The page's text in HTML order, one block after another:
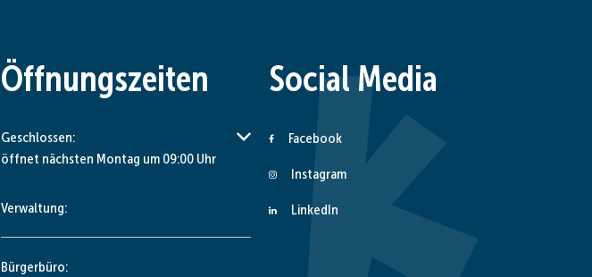
Öffnungszeiten
Klicken, um weitere Öffnungs- oder Schließzeiten auszublenden
Geschlossen:
öffnet nächsten Montag um 09:00 Uhr
Verwaltung:
Bürgerbüro:
Social Media
Facebook
Instagram
LinkedIn